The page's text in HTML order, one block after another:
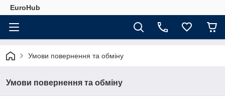
EuroHub
Умови повернення та обміну
Умови повернення та обміну